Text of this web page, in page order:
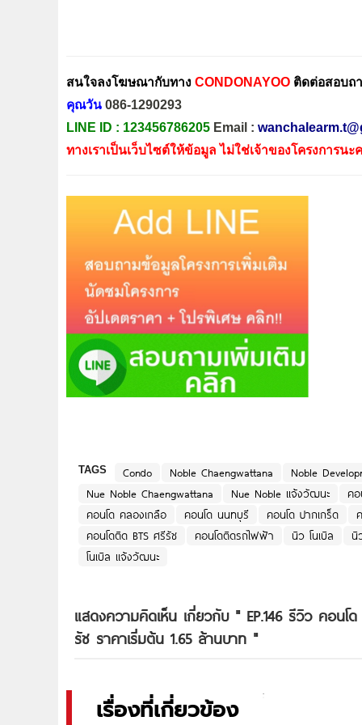
สนใจลงโฆษณากับทาง CONDONAYOO ติดต่อสอบถ
คุณวัน 086-1290293
LINE ID : 123456786205 Email :
ทางเราเป็นเว็บไซต์ให้ข้อมูล ไม่ใช่เจ้าของโครงการนะ
TAGS Condo Noble Chaengwattana
Noble
Nue Noble Chaengwattana
Nue Noble แจ้งวัฒนะ
คอ
คอนโด คลองเกลือ
คอนโด นนทบุรี คอนโด ปากเกร็ด
คอนโดติด BTS ศรีรัช
คอนโดติดรถไฟฟ้า นิว โนเบิล
นิ
โนเบิล แจ้งวัฒนะ
แสดงความคิดเห็น เกี่ยวกับ " EP.146 รีวิว คอน
รัช ราคาเริ่มต้น 1.65 ล้านบาท "
เรื่องที่เกี่ยวข้อง